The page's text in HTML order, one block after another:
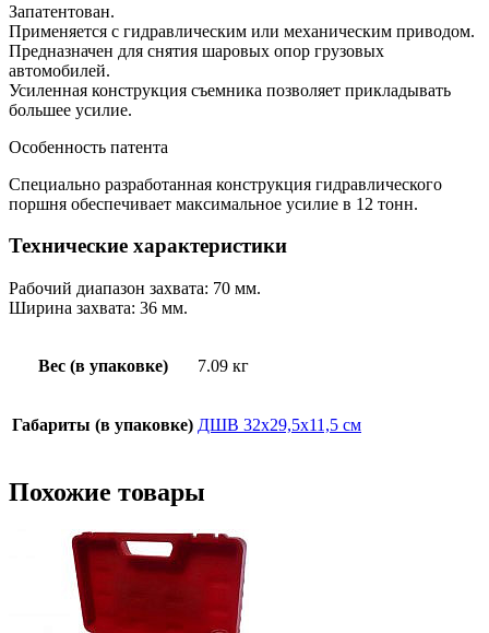
Запатентован.
Применяется с гидравлическим или механическим приводом.
Предназначен для снятия шаровых опор грузовых
автомобилей.
Усиленная конструкция съемника позволяет прикладывать
большее усилие.
Особенность патента
Специально разработанная конструкция гидравлического
поршня обеспечивает максимальное усилие в 12 тонн.
Технические характеристики
Рабочий диапазон захвата: 70 мм.
Ширина захвата: 36 мм.
Вес (в упаковке) 7.09 кг
Габариты (в упаковке) ДШВ 32х29,5х11,5 см
Похожие товары